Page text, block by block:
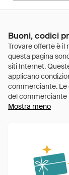
Buoni, codici
Mostra meno